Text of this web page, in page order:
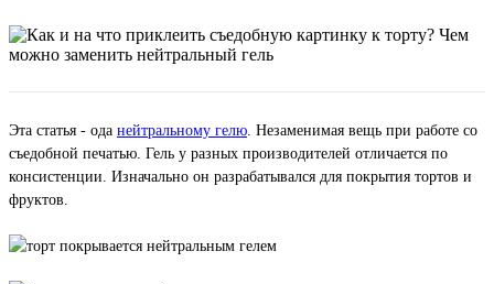
Эта статья - ода нейтральному гелю. Незаменимая вещь при работе со
съедобной печатью. Гель у разных производителей отличается по
консистенции. Изначально он разрабатывался для покрытия тортов и
фруктов.